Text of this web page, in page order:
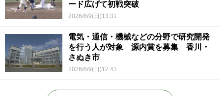
ード広げて初戦突破
2026/8/9(日)13:31
電気・通信・機械などの分野で研究開発
を行う人が対象 源内賞を募集 香川・
さぬき市
2026/8/9(日)12:41